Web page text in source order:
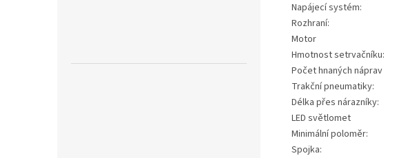
Napájecí systém:
Rozhraní:
Motor
Hmotnost setrvačníku:
Počet hnaných náprav
Trakční pneumatiky:
Délka přes nárazníky:
LED světlomet
Minimální poloměr:
Spojka: